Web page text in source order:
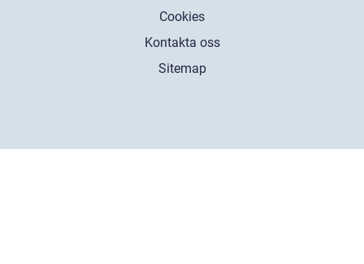
Cookies
Kontakta oss
Sitemap